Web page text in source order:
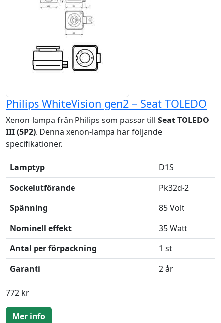
Philips WhiteVision gen2 – Seat TOLEDO
Xenon-lampa från Philips som passar till Seat TOLEDO
III (5P2). Denna xenon-lampa har följande
specifikationer.
Lamptyp
D1S
Sockelutförande
Pk32d-2
Spänning
85 Volt
Nominell effekt
35 Watt
Antal per förpackning
1 st
Garanti
2 år
772 kr
Mer info